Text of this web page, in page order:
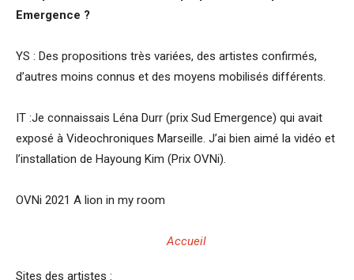
Emergence ?
YS : Des propositions très variées, des artistes confirmés,
d’autres moins connus et des moyens mobilisés différents.
IT :Je connaissais Léna Durr (prix Sud Emergence) qui avait
exposé à Videochroniques Marseille. J’ai bien aimé la vidéo et
l’installation de Hayoung Kim (Prix OVNi).
OVNi 2021 A lion in my room
Accueil
Sites des artistes :